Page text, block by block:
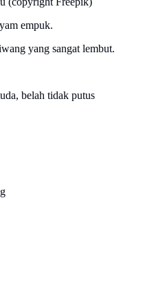
empuk.
yang sangat lembut.
belah tidak putus